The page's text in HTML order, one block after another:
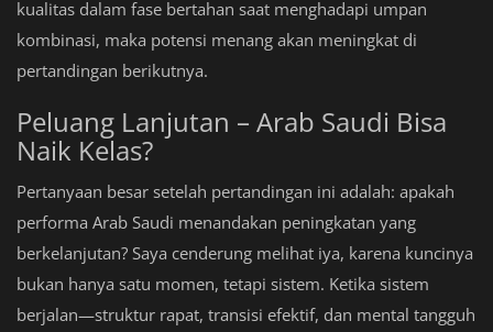
kualitas dalam fase bertahan saat menghadapi umpan
kombinasi, maka potensi menang akan meningkat di
pertandingan berikutnya.
Peluang Lanjutan – Arab Saudi Bisa
Naik Kelas?
Pertanyaan besar setelah pertandingan ini adalah: apakah
performa Arab Saudi menandakan peningkatan yang
berkelanjutan? Saya cenderung melihat iya, karena kuncinya
bukan hanya satu momen, tetapi sistem. Ketika sistem
berjalan—struktur rapat, transisi efektif, dan mental tangguh